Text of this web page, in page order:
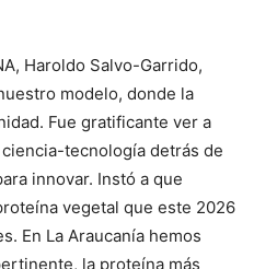
Haroldo Salvo-Garrido,
modelo, donde la
Fue gratificante ver a
tecnología detrás de
innovar. Instó a que
vegetal que este 2026
En La Araucanía hemos
la proteína más